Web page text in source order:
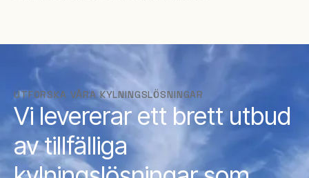
UTFORSKA VÅRA KYLNINGSLÖSNINGAR
Vi levererar ett brett utbud
av tillfälliga